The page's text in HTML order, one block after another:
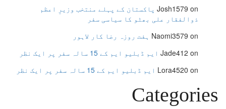
Josh1579 on
پاکستان کے پہلے منتخب وزیرِ اعظم
ذوالفقار علی بھٹو کا سیاسی سفر
Naomi3579 on
ہفت روزہ رضا کار لاہور
Jade412 on
ایم ڈبلیو ایم کے 15 سالہ سفر پر ایک نظر
Lora4520 on ایم ڈبلیو ایم کے 15 سالہ سفر پر ایک نظر
Categories